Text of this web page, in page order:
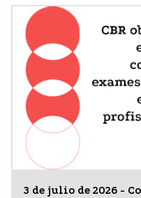
3 de julio de 2026 -